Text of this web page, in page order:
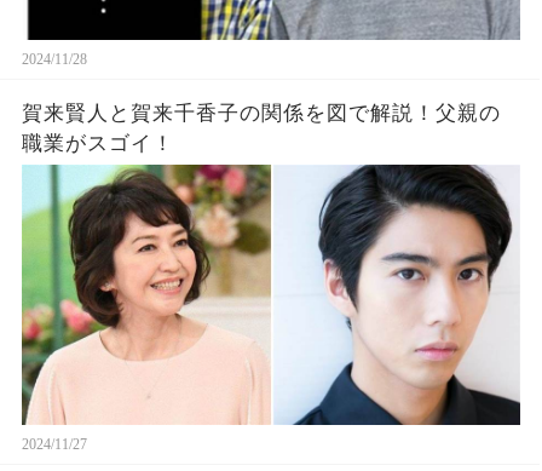
2024/11/28
賀来賢人と賀来千香子の関係を図で解説！父親の
職業がスゴイ！
2024/11/27